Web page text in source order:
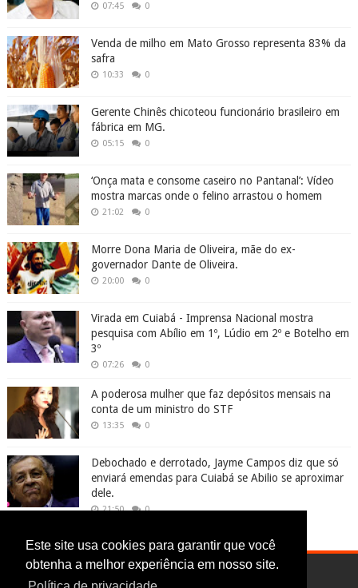
Este site usa cookies para garantir que você
obtenha a melhor experiência em nosso site.
07:45 0
Venda de milho em Mato Grosso representa 83% da
safra
10:33 0
Gerente Chinês chicoteou funcionário brasileiro em
fábrica em MG.
05:15 0
‘Onça mata e consome caseiro no Pantanal’: Vídeo
mostra marcas onde o felino arrastou o homem
21:02 0
Morre Dona Maria de Oliveira, mãe do ex-
governador Dante de Oliveira.
20:00 0
Virada em Cuiabá - Imprensa Nacional mostra
pesquisa com Abílio em 1º, Lúdio em 2º e Botelho em
3º
07:26 0
A poderosa mulher que faz depósitos mensais na
conta de um ministro do STF
13:35 0
Debochado e derrotado, Jayme Campos diz que só
enviará emendas para Cuiabá se Abilio se aproximar
dele.
21:50 0